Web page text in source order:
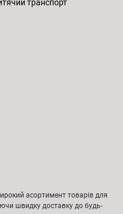
транспорт
асортимент товарів для
швидку доставку до будь-